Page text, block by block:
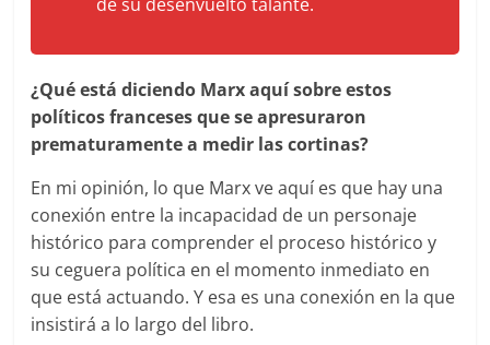
¿Qué está diciendo Marx aquí sobre estos
políticos franceses que se apresuraron
prematuramente a medir las cortinas?
En mi opinión, lo que Marx ve aquí es que hay una
conexión entre la incapacidad de un personaje
histórico para comprender el proceso histórico y
su ceguera política en el momento inmediato en
que está actuando. Y esa es una conexión en la que
insistirá a lo largo del libro.